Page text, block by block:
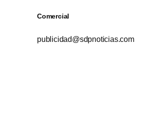
Comercial
publicidad@sdpnoticias.com